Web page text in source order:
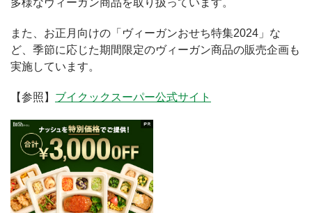
多様なヴィーガン商品を取り扱っています。
また、お正月向けの「ヴィーガンおせち特集2024」な
ど、季節に応じた期間限定のヴィーガン商品の販売企画も
実施しています。
【参照】 ブイクックスーパー公式サイト